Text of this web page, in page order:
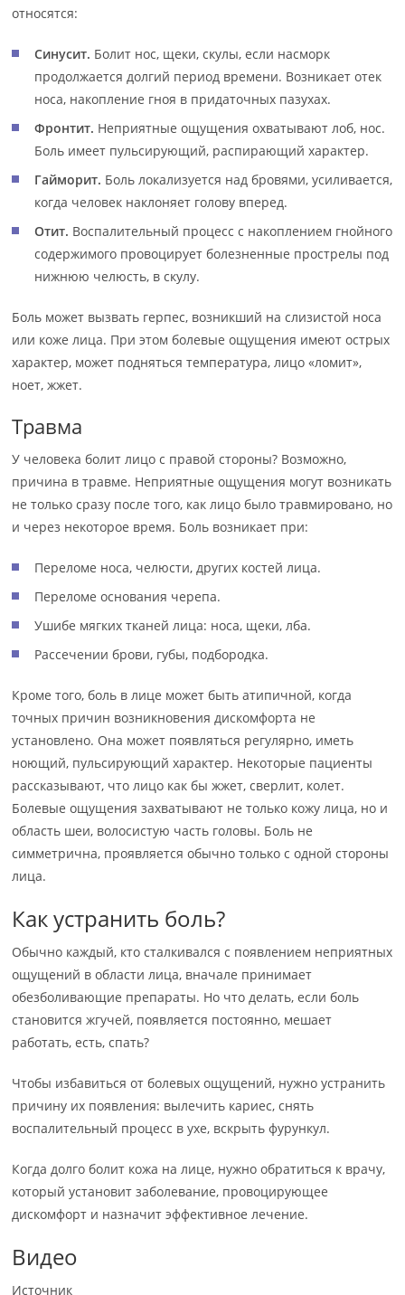
относятся:
Синусит. Болит нос, щеки, скулы, если насморк
продолжается долгий период времени. Возникает отек
носа, накопление гноя в придаточных пазухах.
Фронтит. Неприятные ощущения охватывают лоб, нос.
Боль имеет пульсирующий, распирающий характер.
Гайморит. Боль локализуется над бровями, усиливается,
когда человек наклоняет голову вперед.
Отит. Воспалительный процесс с накоплением гнойного
содержимого провоцирует болезненные прострелы под
нижнюю челюсть, в скулу.
Боль может вызвать герпес, возникший на слизистой носа
или коже лица. При этом болевые ощущения имеют острых
характер, может подняться температура, лицо «ломит»,
ноет, жжет.
Травма
У человека болит лицо с правой стороны? Возможно,
причина в травме. Неприятные ощущения могут возникать
не только сразу после того, как лицо было травмировано, но
и через некоторое время. Боль возникает при:
Переломе носа, челюсти, других костей лица.
Переломе основания черепа.
Ушибе мягких тканей лица: носа, щеки, лба.
Рассечении брови, губы, подбородка.
Кроме того, боль в лице может быть атипичной, когда
точных причин возникновения дискомфорта не
установлено. Она может появляться регулярно, иметь
ноющий, пульсирующий характер. Некоторые пациенты
рассказывают, что лицо как бы жжет, сверлит, колет.
Болевые ощущения захватывают не только кожу лица, но и
область шеи, волосистую часть головы. Боль не
симметрична, проявляется обычно только с одной стороны
лица.
Как устранить боль?
Обычно каждый, кто сталкивался с появлением неприятных
ощущений в области лица, вначале принимает
обезболивающие препараты. Но что делать, если боль
становится жгучей, появляется постоянно, мешает
работать, есть, спать?
Чтобы избавиться от болевых ощущений, нужно устранить
причину их появления: вылечить кариес, снять
воспалительный процесс в ухе, вскрыть фурункул.
Когда долго болит кожа на лице, нужно обратиться к врачу,
который установит заболевание, провоцирующее
дискомфорт и назначит эффективное лечение.
Видео
Источник